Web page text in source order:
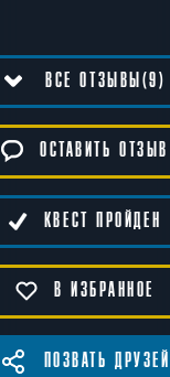
ВСЕ ОТЗЫВЫ(9)
ОСТАВИТЬ ОТЗЫВ
КВЕСТ ПРОЙДЕН
В ИЗБРАННОЕ
ПОЗВАТЬ ДРУЗЕЙ